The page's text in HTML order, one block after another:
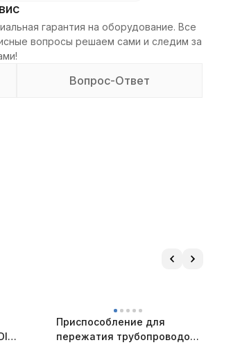
гарантия на оборудование. Все
вопросы решаем сами и следим за
Вопрос-Ответ
Приспособление для
пережатия трубопроводов